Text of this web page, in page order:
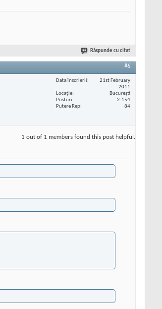
Răspunde cu citat
#6
Data înscrierii
21st February
2011
Locaţie
București
Posturi
2.154
Putere Rep
84
1 out of 1 members found this post helpful.